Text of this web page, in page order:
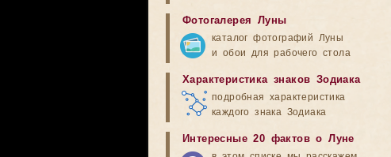
Фотогалерея Луны
каталог фотографий Луны
и обои для рабочего стола
Характеристика знаков Зодиака
подробная характеристика
каждого знака Зодиака
Интересные 20 фактов о Луне